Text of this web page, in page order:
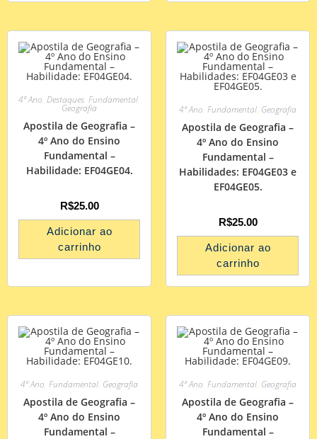
4º Ano, Destaques, Fundamental,
Geografia
Apostila de Geografia –
4º Ano do Ensino
Fundamental –
Habilidade: EF04GE04.
R$25.00
Adicionar ao
carrinho
4º Ano, Fundamental, Geografia
Apostila de Geografia –
4º Ano do Ensino
Fundamental –
Habilidades: EF04GE03 e
EF04GE05.
R$25.00
Adicionar ao
carrinho
4º Ano, Fundamental, Geografia
Apostila de Geografia –
4º Ano do Ensino
Fundamental –
4º Ano, Fundamental, Geografia
Apostila de Geografia –
4º Ano do Ensino
Fundamental –